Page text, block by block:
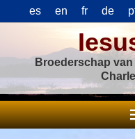
es en fr de
Broederschap